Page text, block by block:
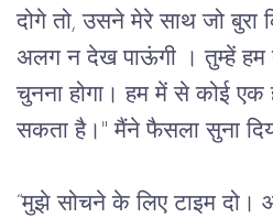
दोगे तो, उसने मेरे साथ जो
अलग न देख पाऊंगी । तुम्हें हम
चुनना होगा। हम में से कोई एक
सकता है।" मैंने फैसला सुना
“मुझे सोचने के लिए टाइम दो।